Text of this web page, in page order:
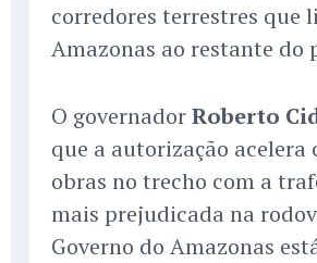
corredores terrestres que
Amazonas ao restante do
O governadorRoberto
que a autorização acelera
obras no trecho com a
mais prejudicada na
Governo do Amazonas